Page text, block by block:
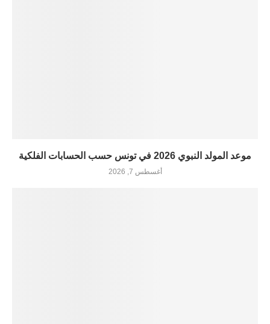
موعد المولد النبوي 2026 في تونس حسب الحسابات الفلكية
أغسطس 7, 2026